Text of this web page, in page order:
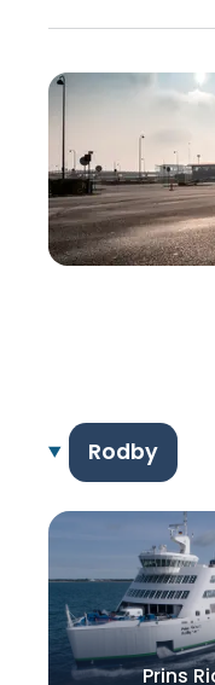
Rodby
Prins